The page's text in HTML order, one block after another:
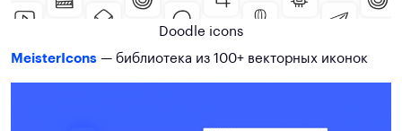
Doodle icons
MeisterIcons — библиотека из 100+ векторных иконок